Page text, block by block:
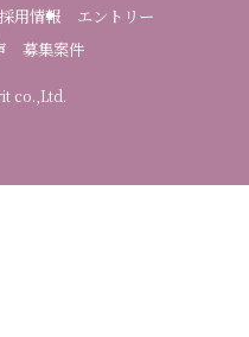
採用情報
エントリー
募集案件
co.,Ltd.